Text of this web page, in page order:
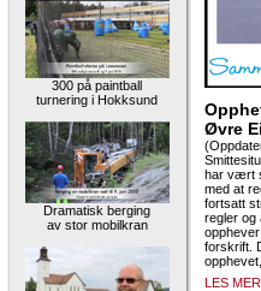
300 på paintball
turnering i Hokksund
Dramatisk berging
av stor mobilkran
Øvre
har vært
med at
fortsatt
regler og
forskrift.
LES MER